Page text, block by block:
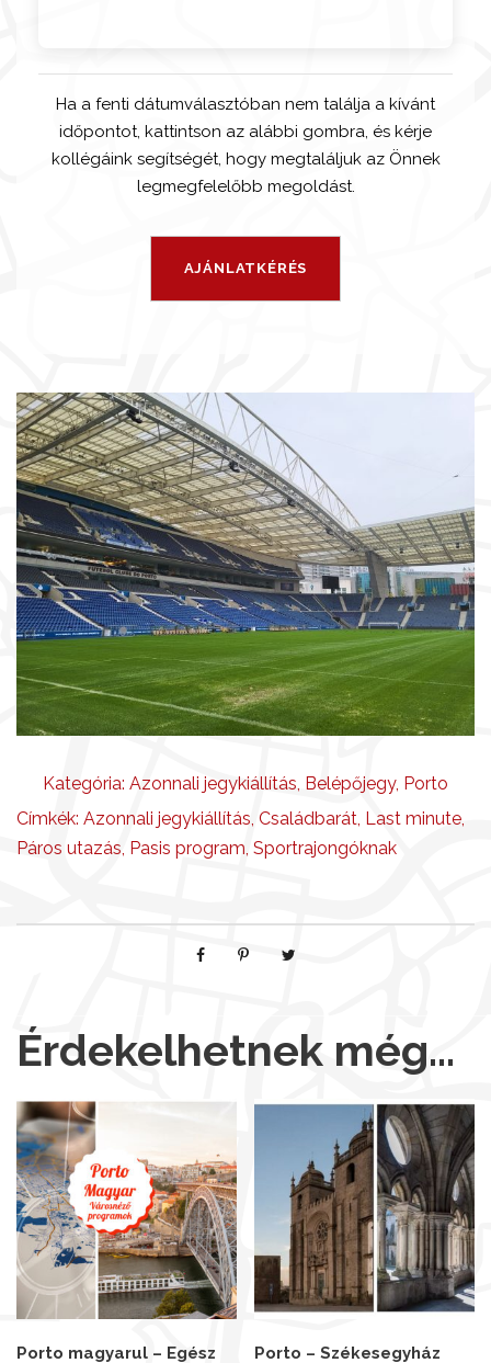
Ha a fenti dátumválasztóban nem találja a kívánt
időpontot, kattintson az alábbi gombra, és kérje
kollégáink segítségét, hogy megtaláljuk az Önnek
legmegfelelőbb megoldást.
Kategória: Azonnali jegykiállítás, Belépőjegy, Porto
Címkék: Azonnali jegykiállítás, Családbarát, Last minute,
Páros utazás, Pasis program, Sportrajongóknak
Érdekelhetnek még…
Porto magyarul – Egész Porto – Székesegyház